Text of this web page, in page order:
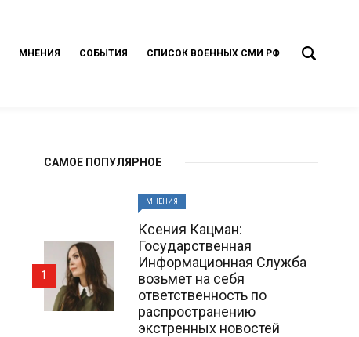
МНЕНИЯ СОБЫТИЯ СПИСОК ВОЕННЫХ СМИ РФ
САМОЕ ПОПУЛЯРНОЕ
МНЕНИЯ
Ксения Кацман:
Государственная
Информационная Служба
возьмет на себя
ответственность по
распространению
экстренных новостей
1